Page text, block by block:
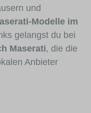
und
Modelle im
gelangst du bei
Maserati, die die
Anbieter